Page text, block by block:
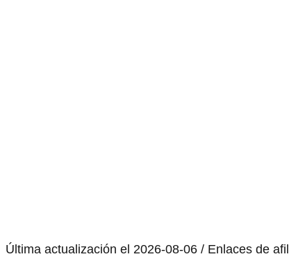
Última actualización el 2026-08-06 / Enlaces de